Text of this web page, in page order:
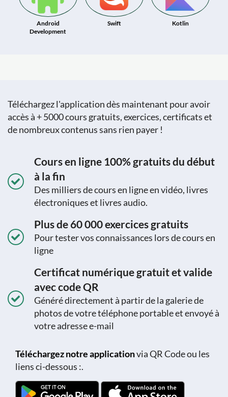
Android
Development
Swift Kotlin
Téléchargez l'application dès maintenant pour avoir
accès à + 5000 cours gratuits, exercices, certificats et
de nombreux contenus sans rien payer !
Cours en ligne 100% gratuits du début
à la fin
Des milliers de cours en ligne en vidéo, livres
électroniques et livres audio.
Plus de 60 000 exercices gratuits
Pour tester vos connaissances lors de cours en
ligne
Certificat numérique gratuit et valide
avec code QR
Généré directement à partir de la galerie de
photos de votre téléphone portable et envoyé à
votre adresse e-mail
Téléchargez notre applicationvia QR Code ou les
liens ci-dessous :.